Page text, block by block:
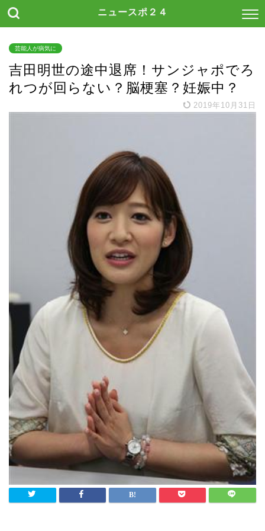
ニュースポ２４
芸能人が病気に
吉田明世の途中退席！サンジャポでろ
れつが回らない？脳梗塞？妊娠中？
2019年10月31日